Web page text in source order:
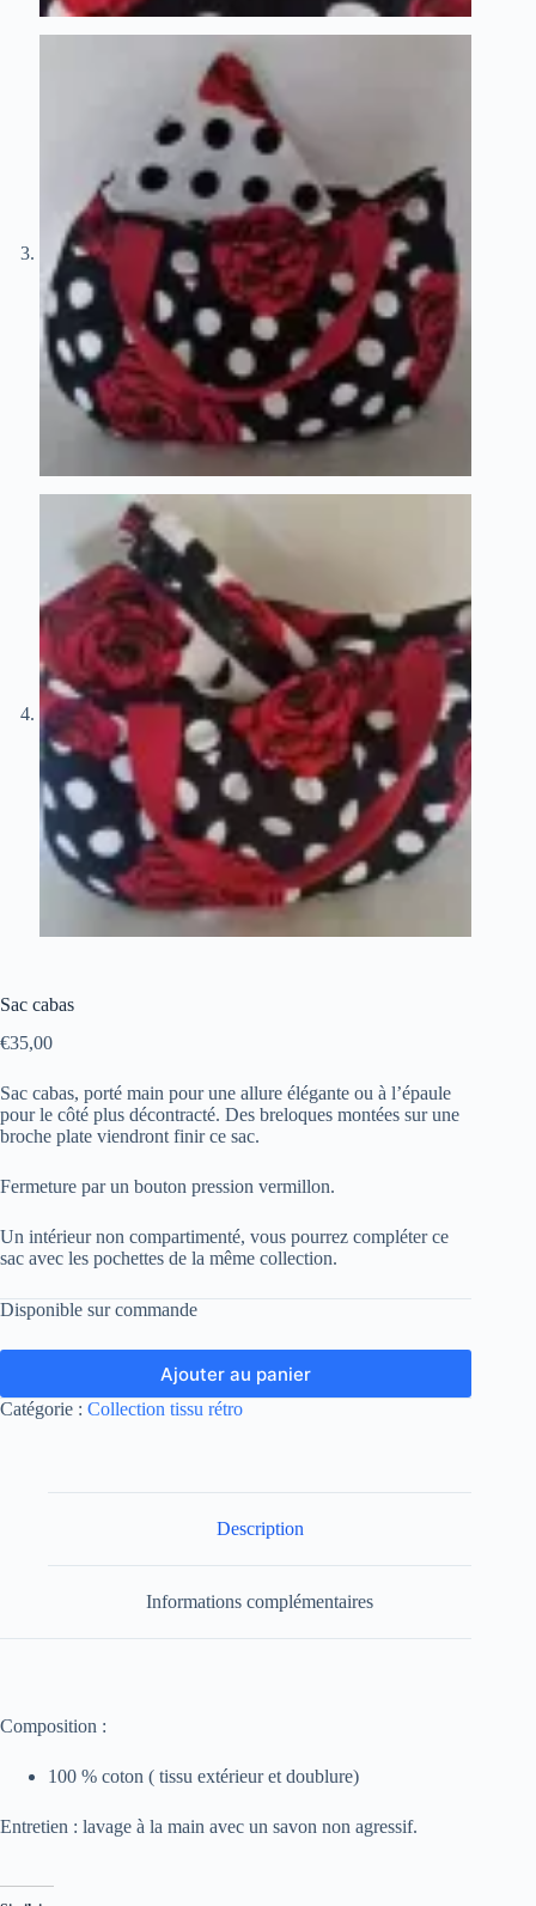
Sac cabas
€35,00
Sac cabas, porté main pour une allure élégante ou à l’épaule
pour le côté plus décontracté. Des breloques montées sur une
broche plate viendront finir ce sac.
Fermeture par un bouton pression vermillon.
Un intérieur non compartimenté, vous pourrez compléter ce
sac avec les pochettes de la même collection.
Disponible sur commande
Ajouter au panier
Catégorie : Collection tissu rétro
Description
Informations complémentaires
Composition :
100 % coton ( tissu extérieur et doublure)
Entretien : lavage à la main avec un savon non agressif.